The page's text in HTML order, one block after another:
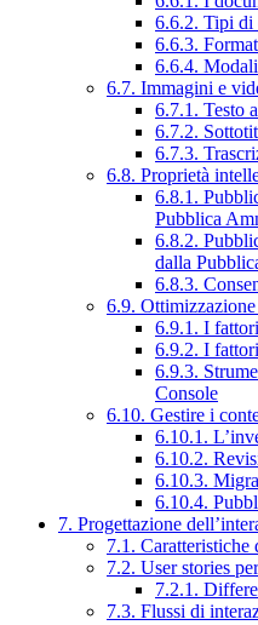
6.6.2. Tipi di
6.6.3.
6.6.4.
6.7. Immagini e
6.7.1. Testo
6.7.2.
6.7.3.
6.8. Proprietà
6.8.1.
Pubblica
6.8.2.
dalla
6.8.3.
6.9.
6.9.1. I fattori
6.9.2. I fattori
6.9.3.
Console
6.10. Gestire i
6.10.1.
6.10.2.
6.10.3.
6.10.4.
7. Progettazione
7.1. Caratteristiche
7.2. User stories
7.2.1.
7.3. Flussi di